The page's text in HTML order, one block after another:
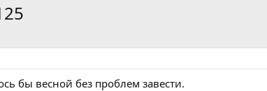
бы весной без проблем завести.